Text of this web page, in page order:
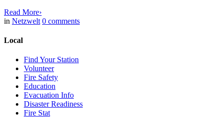
Read More›
in Netzwelt 0 comments
Local
Find Your Station
Volunteer
Fire Safety
Education
Evacuation Info
Disaster Readiness
Fire Stat